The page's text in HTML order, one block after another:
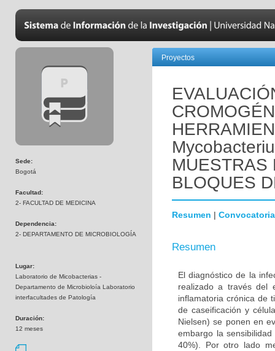
Sede:
Bogotá
Facultad:
2- FACULTAD DE MEDICINA
Dependencia:
2- DEPARTAMENTO DE MICROBIOLOGÍA
Lugar:
Laboratorio de Micobacterias -
Departamento de Microbioloía Laboratorio
interfacultades de Patología
Duración:
12 meses
Proyectos
MUESTRAS
BLOQUES
Resumen | Convocatoria
Resumen
El diagnóstico de la
realizado a través del
inflamatoria crónica de
de caseificación y
Nielsen) se ponen en
embargo la
40%). Por otro lado